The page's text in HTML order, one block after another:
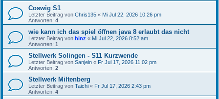
Coswig S1
Letzter Beitrag von Chris135 « Mi Jul 22, 2026 10:26 pm
Antworten: 4
wie kann ich das spiel öffnen java 8 erlaubt das nicht
Letzter Beitrag von hinz « Mi Jul 22, 2026 8:52 am
Antworten: 1
Stellwerk Solingen - S11 Kurzwende
Letzter Beitrag von Sanjein « Fr Jul 17, 2026 11:02 pm
Antworten: 2
Stellwerk Miltenberg
Letzter Beitrag von Taichi « Fr Jul 17, 2026 2:43 pm
Antworten: 4